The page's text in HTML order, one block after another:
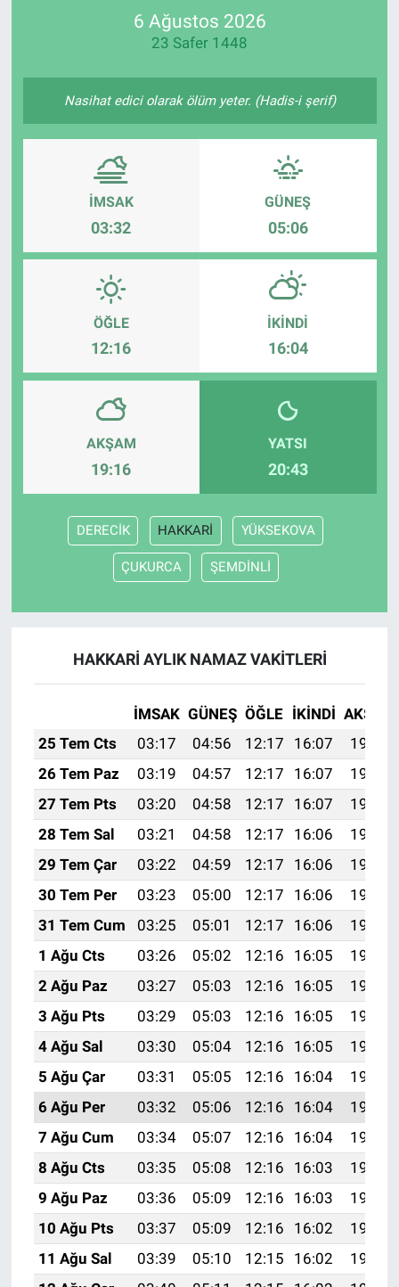
6 Ağustos 2026
23 Safer 1448
Nasihat edici olarak ölüm yeter. (Hadis-i şerif)
İMSAK
03:32
GÜNEŞ
05:06
ÖĞLE
12:16
İKINDI
16:04
AKŞAM
19:16
YATSI
20:43
DERECİK HAKKARİ YÜKSEKOVA
ÇUKURCA ŞEMDİNLİ
HAKKARİ AYLIK NAMAZ VAKITLERI
İMSAK GÜNEŞ ÖĞLE İKINDI AKŞAM
25 Tem Cts
03:17 04:56 12:17 16:07
19:27
26 Tem Paz
03:19 04:57 12:17 16:07
19:26
27 Tem Pts
03:20 04:58 12:17 16:07
19:26
28 Tem Sal
03:21 04:58 12:17 16:06
19:25
29 Tem Çar
03:22 04:59 12:17 16:06
19:24
30 Tem Per
03:23 05:00 12:17 16:06
19:23
31 Tem Cum
03:25 05:01 12:17 16:06
19:22
1 Ağu Cts
03:26 05:02 12:16 16:05
19:21
2 Ağu Paz
03:27 05:03 12:16 16:05
19:20
3 Ağu Pts
03:29 05:03 12:16 16:05
19:19
4 Ağu Sal
03:30 05:04 12:16 16:05
19:18
5 Ağu Çar
03:31 05:05 12:16 16:04
19:17
6 Ağu Per
03:32 05:06 12:16 16:04
19:16
7 Ağu Cum
03:34 05:07 12:16 16:04
19:15
8 Ağu Cts
03:35 05:08 12:16 16:03
19:14
9 Ağu Paz
03:36 05:09 12:16 16:03
19:13
10 Ağu Pts
03:37 05:09 12:16 16:02
19:12
11 Ağu Sal
03:39 05:10 12:15 16:02
19:11
RESMİ İLANLAR